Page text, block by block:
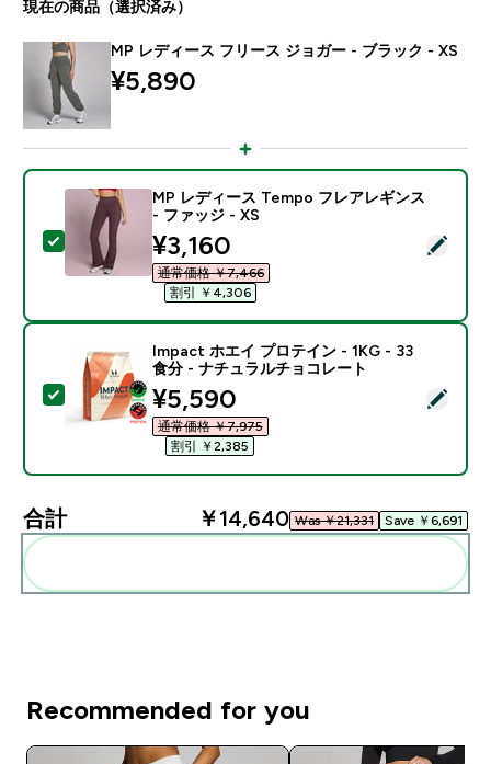
現在の商品（選択済み）
MP レディース フリース ジョガー - ブラック - XS
¥5,890‎
この商品を選択 - MP レディース Tempo フレアレギ
MP レディース Tempo フレアレギンス
- ファッジ - XS
discounted price
¥3,160‎
通常価格 ￥7,466‎
割引 ￥4,306‎
この商品を選択 - Impact ホエイ プロテイン - 1KG -
Impact ホエイ プロテイン - 1KG - 33
食分 - ナチュラルチョコレート
discounted price
¥5,590‎
通常価格 ￥7,975‎
割引 ￥2,385‎
合計 ￥14,640‎ Was ￥21,331‎ Save ￥6,691‎
Recommended for you